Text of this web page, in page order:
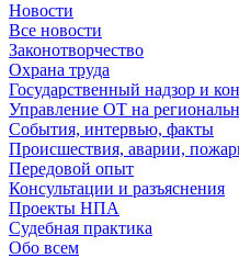
Новости
Все новости
Законотворчество
Охрана труда
Государственный надзор и
Управление ОТ на
События, интервью, факты
Происшествия, аварии,
Передовой опыт
Консультации и разъяснения
Проекты НПА
Судебная практика
Обо всем